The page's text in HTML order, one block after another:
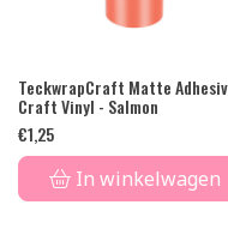
TeckwrapCraft Matte
Craft Vinyl - Salmon
€1,25
In winkelwagen